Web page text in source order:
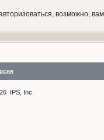
возможно,
IPS, Inc